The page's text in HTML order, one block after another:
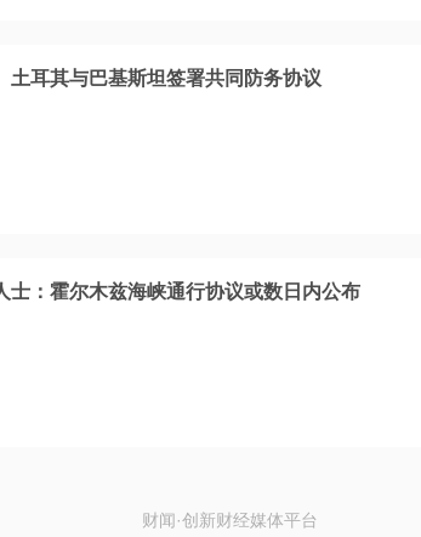
土耳其与巴基斯坦签署共同防务协议
士：霍尔木兹海峡通行协议或数日内公布
财闻·创新财经媒体平台